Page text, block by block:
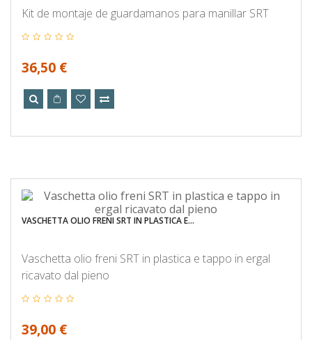
Kit de montaje de guardamanos para manillar SRT
36,50 €
VASCHETTA OLIO FRENI SRT IN PLASTICA E...
Vaschetta olio freni SRT in plastica e tappo in ergal
ricavato dal pieno
39,00 €